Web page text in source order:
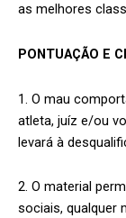
as melhores
PONTUAÇÃO E
1. O mau
atleta, juíz e/ou
levará à
2. O material
sociais, qualquer